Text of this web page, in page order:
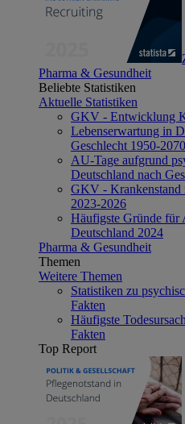
Pharma & Gesundheit
Beliebte Statistiken
Aktuelle Statistiken
GKV - Entwicklung
Lebenserwartung in
Geschlecht 1950-2070
AU-Tage aufgrund
Deutschland nach
GKV - Krankenstand
2023-2026
Häufigste Gründe für
Deutschland 2024
Pharma & Gesundheit
Themen
Weitere Themen
Statistiken zu
Fakten
Häufigste
Fakten
Top Report